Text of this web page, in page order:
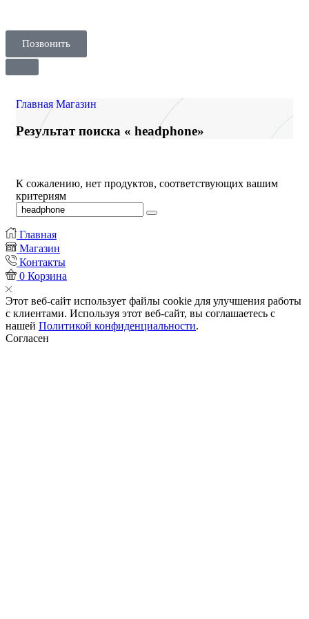
Позвонить
Главная Магазин
Результат поиска « headphone»
К сожалению, нет продуктов, соответствующих вашим
критериям
Главная
Магазин
Контакты
0 Корзина
Этот веб-сайт использует файлы cookie для улучшения работы
с клиентами. Используя этот веб-сайт, вы соглашаетесь с
нашей Политикой конфиденциальности.
Согласен